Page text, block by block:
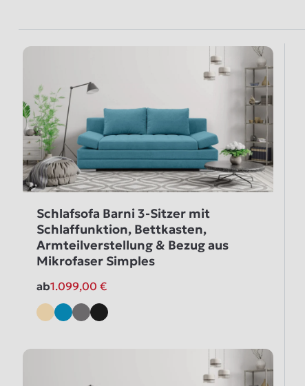
Schlafsofa Barni 3-Sitzer mit
Schlaffunktion, Bettkasten,
Armteilverstellung & Bezug aus
Mikrofaser Simples
ab1.099,00 €